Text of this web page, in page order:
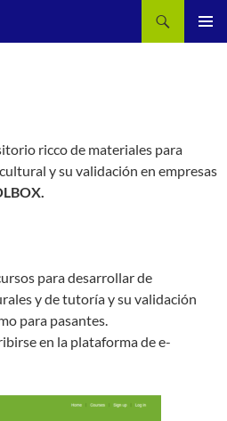
ricco de materiales para
y su validación en empresas
para desarrollar de
y de tutoría y su validación
para pasantes.
en la plataforma de e-